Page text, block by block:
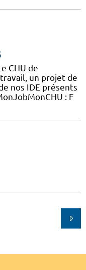
CHU de
un projet de
nos IDE présents
: F